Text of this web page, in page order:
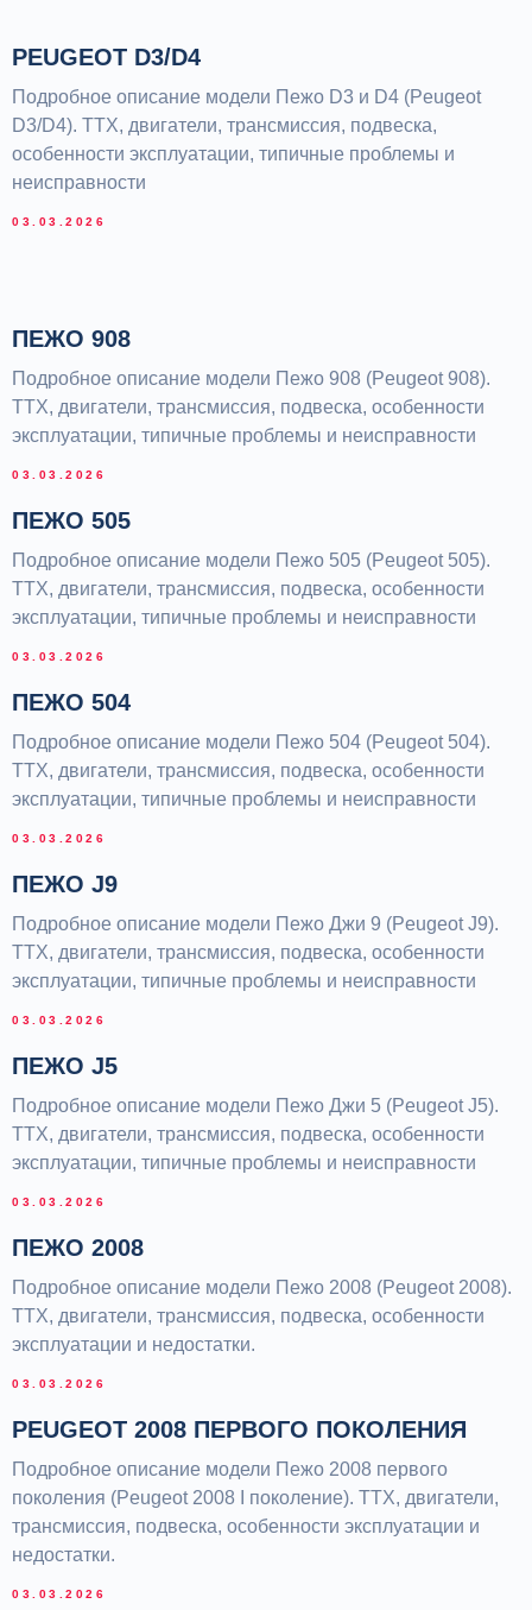
PEUGEOT D3/D4
Подробное описание модели Пежо D3 и D4 (Peugeot
D3/D4). ТТХ, двигатели, трансмиссия, подвеска,
особенности эксплуатации, типичные проблемы и
неисправности
03.03.2026
ПЕЖО 908
Подробное описание модели Пежо 908 (Peugeot 908).
ТТХ, двигатели, трансмиссия, подвеска, особенности
эксплуатации, типичные проблемы и неисправности
03.03.2026
ПЕЖО 505
Подробное описание модели Пежо 505 (Peugeot 505).
ТТХ, двигатели, трансмиссия, подвеска, особенности
эксплуатации, типичные проблемы и неисправности
03.03.2026
ПЕЖО 504
Подробное описание модели Пежо 504 (Peugeot 504).
ТТХ, двигатели, трансмиссия, подвеска, особенности
эксплуатации, типичные проблемы и неисправности
03.03.2026
ПЕЖО J9
Подробное описание модели Пежо Джи 9 (Peugeot J9).
ТТХ, двигатели, трансмиссия, подвеска, особенности
эксплуатации, типичные проблемы и неисправности
03.03.2026
ПЕЖО J5
Подробное описание модели Пежо Джи 5 (Peugeot J5).
ТТХ, двигатели, трансмиссия, подвеска, особенности
эксплуатации, типичные проблемы и неисправности
03.03.2026
ПЕЖО 2008
Подробное описание модели Пежо 2008 (Peugeot 2008).
ТТХ, двигатели, трансмиссия, подвеска, особенности
эксплуатации и недостатки.
03.03.2026
PEUGEOT 2008 ПЕРВОГО ПОКОЛЕНИЯ
Подробное описание модели Пежо 2008 первого
поколения (Peugeot 2008 I поколение). ТТХ, двигатели,
трансмиссия, подвеска, особенности эксплуатации и
недостатки.
03.03.2026